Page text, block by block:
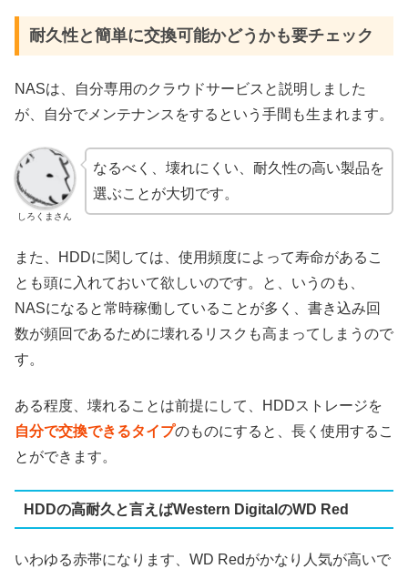
耐久性と簡単に交換可能かどうかも要チェック
NASは、自分専用のクラウドサービスと説明しました
が、自分でメンテナンスをするという手間も生まれます。
しろくまさん
なるべく、壊れにくい、耐久性の高い製品を
選ぶことが大切です。
また、 HDDに関しては、使用頻度によって寿命があるこ
とも頭に入れておいて欲しいのです。と、いうのも、
NASになると常時稼働していることが多く、書き込み回
数が頻回であるために壊れるリスクも高まってしまうので
す。
ある程度、壊れることは前提にして、 HDDストレージを
自分で交換できるタイプのものにすると、長く使用するこ
とができます。
HDDの高耐久と言えばWestern DigitalのWD Red
いわゆる赤帯になります、WD Redがかなり人気が高いで